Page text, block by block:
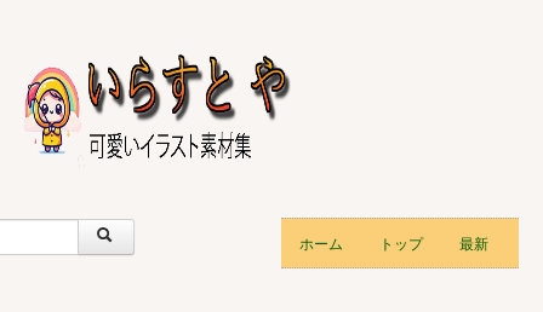
ホーム トップ 最新